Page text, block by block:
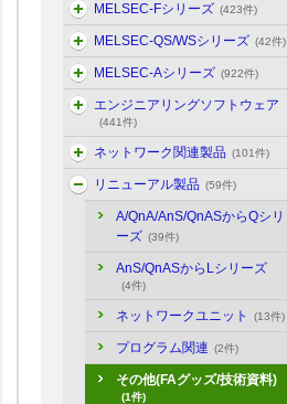
MELSEC-Fシリーズ (423件)
MELSEC-QS/WSシリーズ (42件)
MELSEC-Aシリーズ (922件)
エンジニアリングソフトウェア
(441件)
ネットワーク関連製品 (101件)
リニューアル製品 (59件)
A/QnA/AnS/QnASからQシリ
ーズ (39件)
AnS/QnASからLシリーズ
(4件)
ネットワークユニット (13件)
プログラム関連 (2件)
その他(FAグッズ/技術資料)
(1件)